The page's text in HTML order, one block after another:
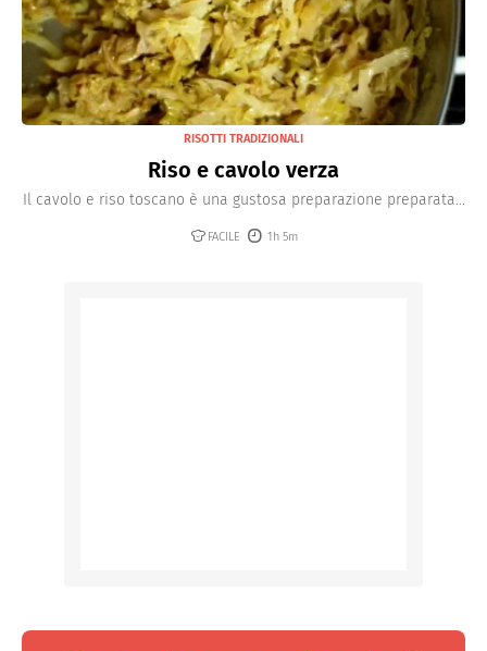
RISOTTI TRADIZIONALI
Riso e cavolo verza
Il cavolo e riso toscano è una gustosa preparazione preparata...
FACILE 1h 5m